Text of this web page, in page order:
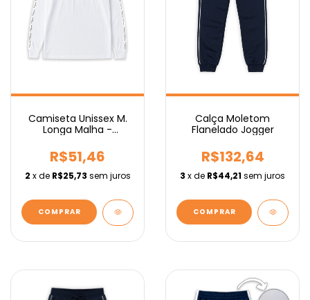
Camiseta Unissex M.
Longa Malha -
R$51,46
2 x de R$25,73 sem juros
COMPRAR
Calça Moletom
Flanelado Jogger
R$132,64
3 x de R$44,21sem juros
COMPRAR